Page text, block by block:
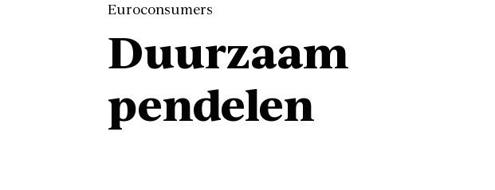
Euroconsumers
Duurzaam
pendelen